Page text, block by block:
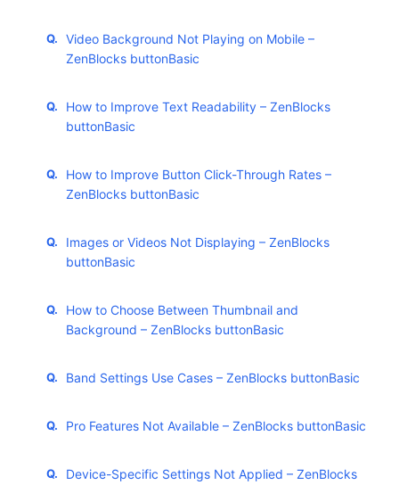
Video Background Not Playing on Mobile –
ZenBlocks buttonBasic
How to Improve Text Readability – ZenBlocks
buttonBasic
How to Improve Button Click-Through Rates –
ZenBlocks buttonBasic
Images or Videos Not Displaying – ZenBlocks
buttonBasic
How to Choose Between Thumbnail and
Background – ZenBlocks buttonBasic
Band Settings Use Cases – ZenBlocks buttonBasic
Pro Features Not Available – ZenBlocks buttonBasic
Device-Specific Settings Not Applied – ZenBlocks